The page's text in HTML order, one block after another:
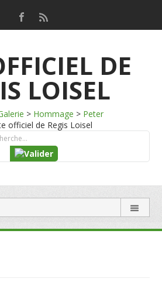
DE
LOISEL
> Hommage > Peter
officiel de Regis Loisel